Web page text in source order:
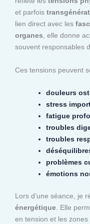
et parfois
lien direct avec les
organes, elle donne
souvent responsables
Ces tensions peuvent
douleurs
stress
fatigue
troubles
troubles
problèmes
émotions
Lors d’une séance, je
énergétique . Elle
en tension et les